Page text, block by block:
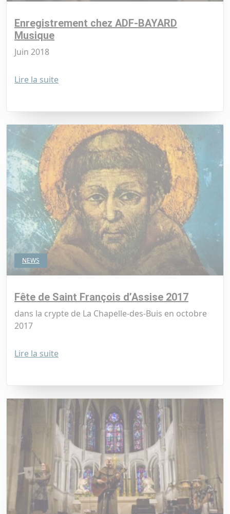
Enregistrement chez ADF-BAYARD
Musique
Juin 2018
Lire la suite
NEWS
Fête de Saint François d’Assise 2017
dans la crypte de La Chapelle-des-Buis en octobre
2017
Lire la suite